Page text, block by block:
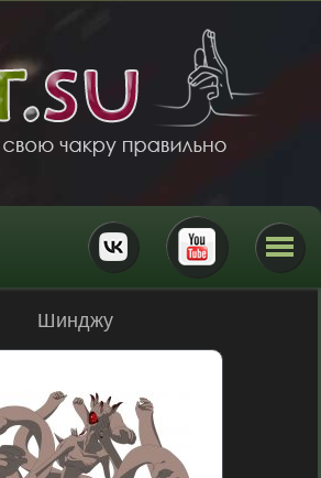
Шинджу